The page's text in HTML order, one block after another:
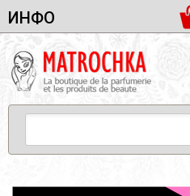
ИНФО
ЖЕНСКАЯ
МУЖСКАЯ
УНИСЕКС